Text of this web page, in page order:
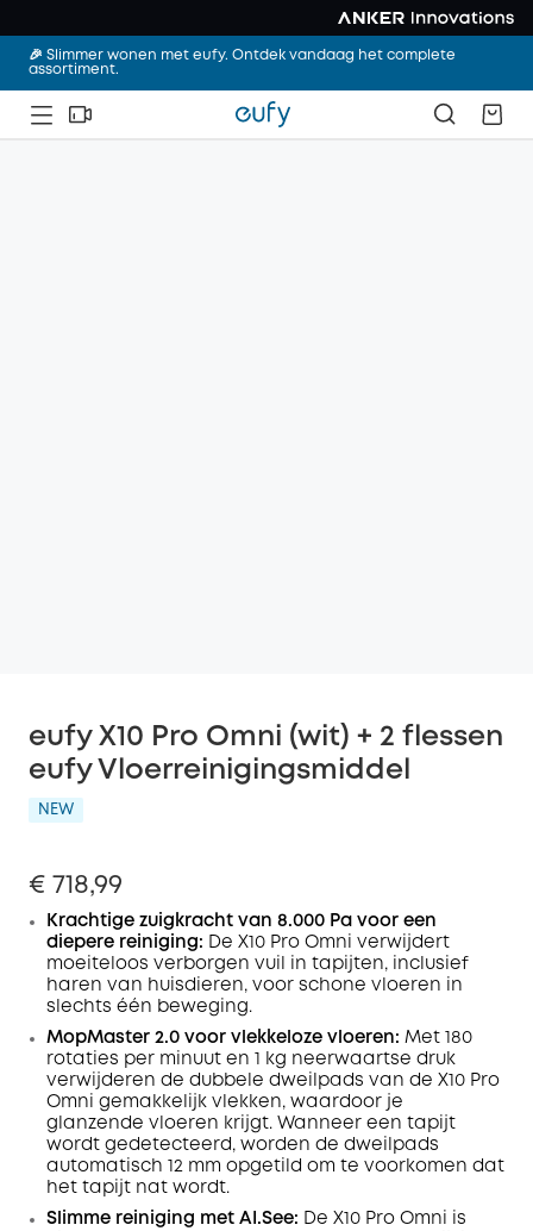
🎉 Slimmer wonen met eufy. Ontdek vandaag het complete
assortiment.
eufy X10 Pro Omni (wit) + 2 flessen
eufy Vloerreinigingsmiddel
NEW
€ 718,99
Krachtige zuigkracht van 8.000 Pa voor een
diepere reiniging: De X10 Pro Omni verwijdert
moeiteloos verborgen vuil in tapijten, inclusief
haren van huisdieren, voor schone vloeren in
slechts één beweging.
MopMaster 2.0 voor vlekkeloze vloeren: Met 180
rotaties per minuut en 1 kg neerwaartse druk
verwijderen de dubbele dweilpads van de X10 Pro
Omni gemakkelijk vlekken, waardoor je
glanzende vloeren krijgt. Wanneer een tapijt
wordt gedetecteerd, worden de dweilpads
automatisch 12 mm opgetild om te voorkomen dat
het tapijt nat wordt.
Slimme reiniging met AI.See: De X10 Pro Omni is